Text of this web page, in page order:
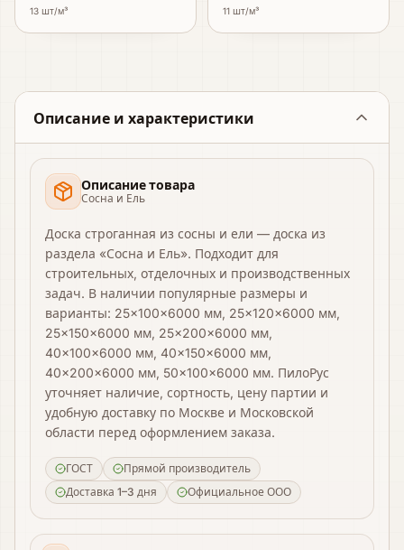
13 шт/м³ 11 шт/м³
Описание и характеристики
Описание товара
Сосна и Ель
Доска строганная из сосны и ели — доска из
раздела «Сосна и Ель». Подходит для
строительных, отделочных и производственных
задач. В наличии популярные размеры и
варианты: 25×100×6000 мм, 25×120×6000 мм,
25×150×6000 мм, 25×200×6000 мм,
40×100×6000 мм, 40×150×6000 мм,
40×200×6000 мм, 50×100×6000 мм. ПилоРус
уточняет наличие, сортность, цену партии и
удобную доставку по Москве и Московской
области перед оформлением заказа.
ГОСТ
Прямой производитель
Доставка 1–3 дня
Официальное ООО